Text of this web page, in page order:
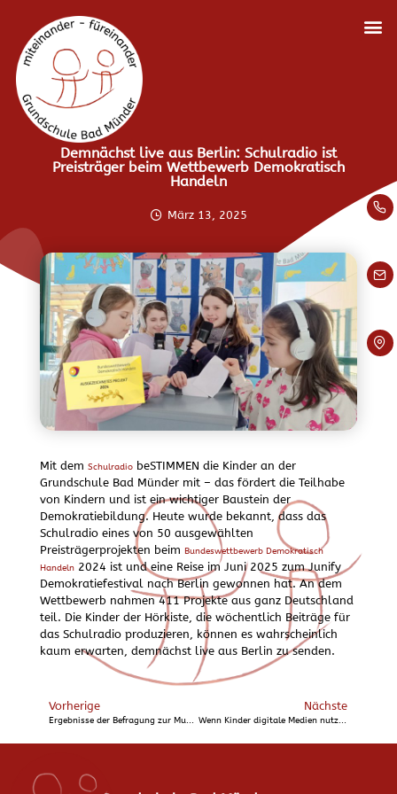
Demnächst live aus Berlin: Schulradio ist
Preisträger beim Wettbewerb Demokratisch
Handeln
März 13, 2025
Mit dem SchulradiobeSTIMMEN die Kinder an der
Grundschule Bad Münder mit – das fördert die Teilhabe
von Kindern und ist ein wichtiger Baustein der
Demokratiebildung. Heute wurde bekannt, dass das
Schulradio eines von 50 ausgewählten
Preisträgerprojekten beim Bundeswettbewerb Demokratisch
Handeln2024 ist und eine Reise im Juni 2025 zum Junify
Demokratiefestival nach Berlin gewonnen hat. An dem
Wettbewerb nahmen 411 Projekte aus ganz Deutschland
teil. Die Kinder der Hörkiste, die wöchentlich Beiträge für
das Schulradio produzieren, können es wahrscheinlich
kaum erwarten, demnächst live aus Berlin zu senden.
Vorherige
Ergebnisse der Befragung zur Musikalischen Grundschule
Nächste
Wenn Kinder digitale Medien nutzen – Tipps von Timo Ihrke